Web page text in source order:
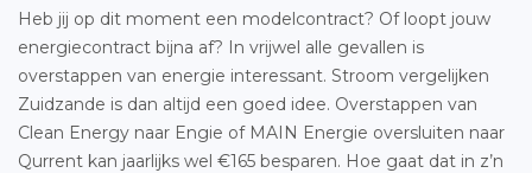
Heb jij op dit moment een modelcontract? Of loopt jouw
energiecontract bijna af? In vrijwel alle gevallen is
overstappen van energie interessant. Stroom vergelijken
Zuidzande is dan altijd een goed idee. Overstappen van
Clean Energy naar Engie of MAIN Energie oversluiten naar
Qurrent kan jaarlijks wel €165 besparen. Hoe gaat dat in z’n